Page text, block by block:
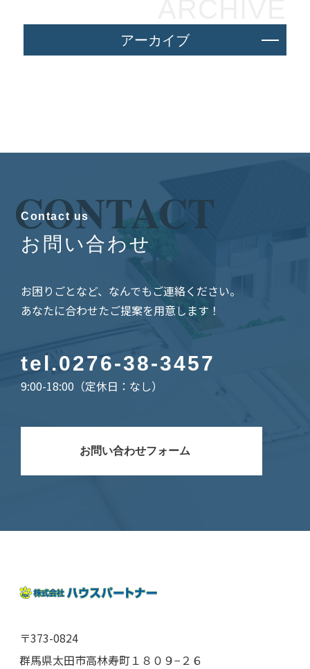
アーカイブ
CONTACT
Contact us
お問い合わせ
お困りごとなど、なんでもご連絡ください。
あなたに合わせたご提案を用意します！
tel.0276-38-3457
9:00-18:00（定休日：なし）
お問い合わせフォーム
〒373-0824
群馬県太田市高林寿町１８０９−２６